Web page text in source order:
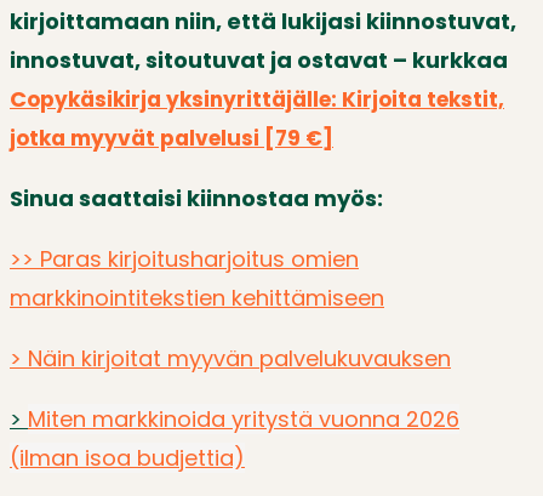
kirjoittamaan niin, että lukijasi kiinnostuvat,
innostuvat, sitoutuvat ja ostavat – kurkkaa
Copykäsikirja yksinyrittäjälle: Kirjoita tekstit,
jotka myyvät palvelusi [79 €]
Sinua saattaisi kiinnostaa myös:
>> Paras kirjoitusharjoitus omien
markkinointitekstien kehittämiseen
> Näin kirjoitat myyvän palvelukuvauksen
> Miten markkinoida yritystä vuonna 2026
(ilman isoa budjettia)